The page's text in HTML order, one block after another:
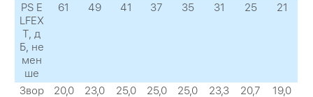
PS E
LFEX
Т, д
Б, не
мен
ше
61 49 41 37 35 31 25 21
Звор
20,0 23,0 25,0 25,0 25,0 23,3 20,7 19,0